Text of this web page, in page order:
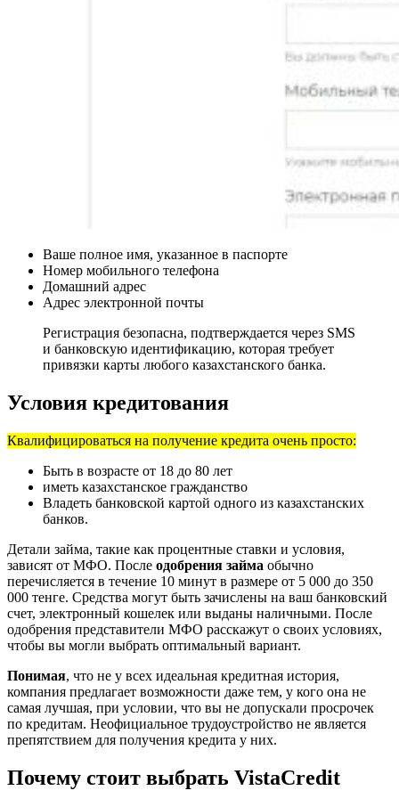
Ваше полное имя, указанное в паспорте
Номер мобильного телефона
Домашний адрес
Адрес электронной почты
Регистрация безопасна, подтверждается через SMS
и банковскую идентификацию, которая требует
привязки карты любого казахстанского банка.
Условия кредитования
Квалифицироваться на получение кредита очень просто:
Быть в возрасте от 18 до 80 лет
иметь казахстанское гражданство
Владеть банковской картой одного из казахстанских
банков.
Детали займа, такие как процентные ставки и условия,
зависят от МФО. После одобрения займа обычно
перечисляется в течение 10 минут в размере от 5 000 до 350
000 тенге. Средства могут быть зачислены на ваш банковский
счет, электронный кошелек или выданы наличными. После
одобрения представители МФО расскажут о своих условиях,
чтобы вы могли выбрать оптимальный вариант.
Понимая, что не у всех идеальная кредитная история,
компания предлагает возможности даже тем, у кого она не
самая лучшая, при условии, что вы не допускали просрочек
по кредитам. Неофициальное трудоустройство не является
препятствием для получения кредита у них.
Почему стоит выбрать VistaCredit